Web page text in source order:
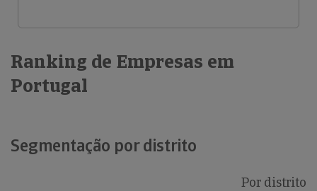
Ranking de Empresas em
Portugal
Segmentação por distrito
Por distrito